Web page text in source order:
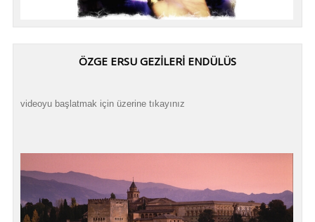
ÖZGE ERSU GEZİLERİ ENDÜLÜS
videoyu başlatmak için üzerine tıkayınız